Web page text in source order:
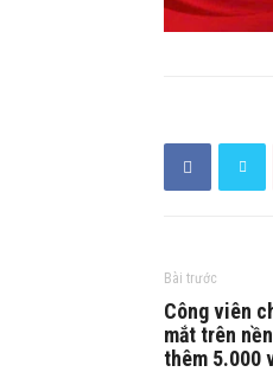
Bài trước
Công viên
mắt trên
thêm 5.000